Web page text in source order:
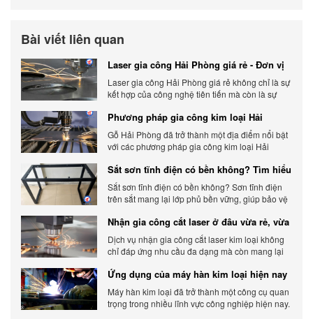
Bài viết liên quan
Laser gia công Hải Phòng giá rẻ - Đơn vị
gia công báo giá chính xác
Laser gia công Hải Phòng giá rẻ không chỉ là sự
kết hợp của công nghệ tiên tiến mà còn là sự
khách hàng. Xem ngay nhé.
Phương pháp gia công kim loại Hải
Phòng phổ biến hiện nay
Gỗ Hải Phòng đã trở thành một địa điểm nổi bật
với các phương pháp gia công kim loại Hải
Sắt sơn tĩnh điện có bền không? Tìm hiểu
chi tiết
Sắt sơn tĩnh điện có bền không? Sơn tĩnh điện
trên sắt mang lại lớp phủ bền vững, giúp bảo vệ
động bên ngoài.
Nhận gia công cắt laser ở đâu vừa rẻ, vừa
chất lượng
Dịch vụ nhận gia công cắt laser kim loại không
chỉ đáp ứng nhu cầu đa dạng mà còn mang lại
Ứng dụng của máy hàn kim loại hiện nay
Máy hàn kim loại đã trở thành một công cụ quan
trọng trong nhiều lĩnh vực công nghiệp hiện nay.